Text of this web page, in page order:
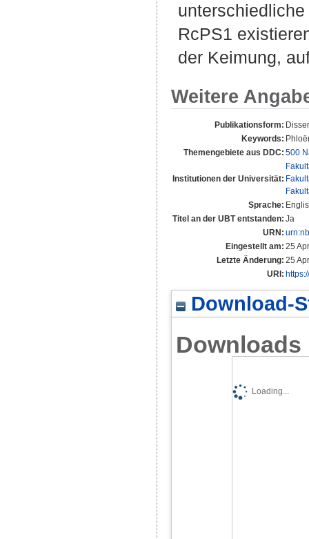
RcPS1
der Keimung,
Weitere
Publikationsform:
Keywords:
Themengebiete aus DDC: 500
Institutionen der Universität:
Sprache:
Titel an der UBT entstanden: Ja
URN:
Eingestellt am: 25
Letzte Änderung: 25
URI:
Download-
Downloads
Loading...